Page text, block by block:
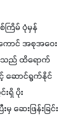
ကြိမ် ပုံမှန်
ကောင် အစုအဝေး
းသည် ထိရောက်
ဆောင်ရွက်နိုင်
ရှိ ပိုး
ဆေးဖြန်းခြင်း